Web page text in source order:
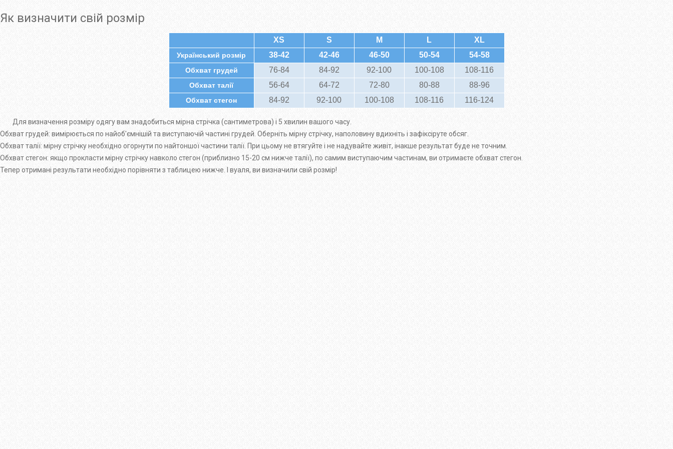
Як визначити свій розмір
XS S M L XL
Український розмір 38-42 42-46 46-50 50-54 54-58
Обхват грудей 76-84 84-92 92-100 100-108 108-116
Обхват талії 56-64 64-72 72-80 80-88 88-96
Обхват стегон 84-92 92-100 100-108 108-116 116-124
Для визначення розміру одягу вам знадобиться мірна стрічка (сантиметрова) і 5 хвилин вашого часу.
Обхват грудей: вимірюється по найоб'ємнішій та виступаючій частині грудей. Оберніть мірну стрічку, наполовину вдихніть і зафіксіруте обсяг.
Обхват талії: мірну стрічку необхідно огорнути по найтоншої частини талії. При цьому не втягуйте і не надувайте живіт, інакше результат буде не точним.
Обхват стегон: якщо прокласти мірну стрічку навколо стегон (приблизно 15-20 см нижче талії), по самим виступаючим частинам, ви отримаєте обхват стегон.
Тепер отримані результати необхідно порівняти з таблицею нижче. І вуаля, ви визначили свій розмір!